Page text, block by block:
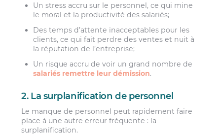
Un stress accru sur le personnel, ce qui mine
le moral et la productivité des salariés;
Des temps d’attente inacceptables pour les
clients, ce qui fait perdre des ventes et nuit à
la réputation de l’entreprise;
Un risque accru de voir un grand nombre de
salariés remettre leur démission.
2. La surplanification de personnel
Le manque de personnel peut rapidement faire
place à une autre erreur fréquente : la
surplanification.